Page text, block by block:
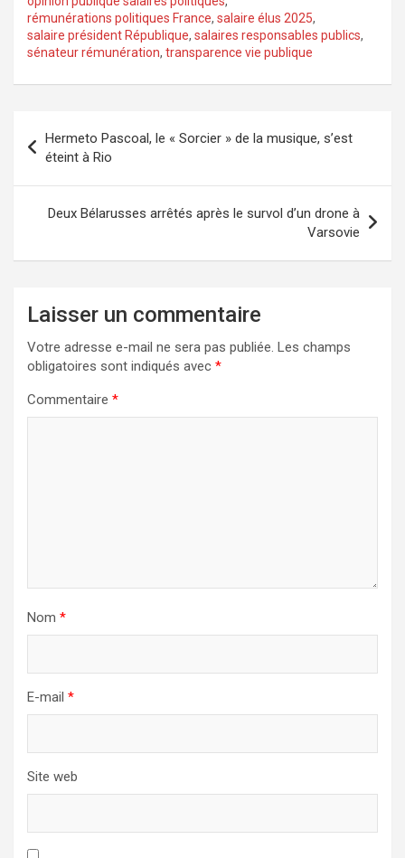
rémunérations politiques France, salaire élus 2025,
salaire président République, salaires responsables publics,
sénateur rémunération, transparence vie publique
de
l’article
Hermeto Pascoal, le « Sorcier » de la musique, s’est
éteint à Rio
Deux Bélarusses arrêtés après le survol d’un drone à
Varsovie
Laisser un commentaire
Votre adresse e-mail ne sera pas publiée. Les champs
obligatoires sont indiqués avec *
Commentaire *
Nom *
E-mail *
Site web